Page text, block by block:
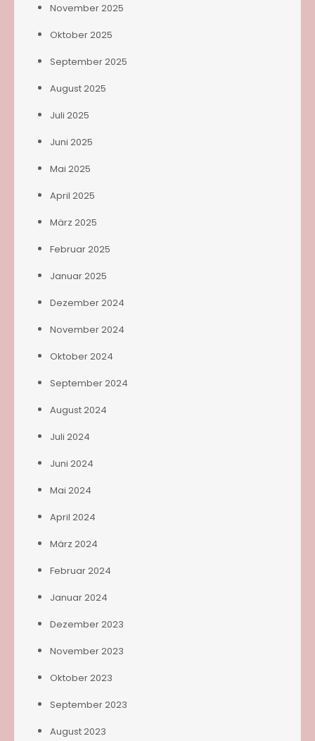
November 2025
Oktober 2025
September 2025
August 2025
Juli 2025
Juni 2025
Mai 2025
April 2025
März 2025
Februar 2025
Januar 2025
Dezember 2024
November 2024
Oktober 2024
September 2024
August 2024
Juli 2024
Juni 2024
Mai 2024
April 2024
März 2024
Februar 2024
Januar 2024
Dezember 2023
November 2023
Oktober 2023
September 2023
August 2023